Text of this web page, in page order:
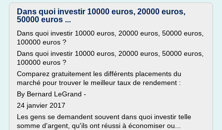
Dans quoi investir 10000 euros, 20000 euros,
50000 euros ...
Dans quoi investir 10000 euros, 20000 euros, 50000 euros,
100000 euros ?
Dans quoi investir 10000 euros, 20000 euros, 50000 euros,
100000 euros ?
Comparez gratuitement les différents placements du
marché pour trouver le meilleur taux de rendement :
By Bernard LeGrand -
24 janvier 2017
Les gens se demandent souvent dans quoi investir telle
somme d'argent, qu'ils ont réussi à économiser ou...